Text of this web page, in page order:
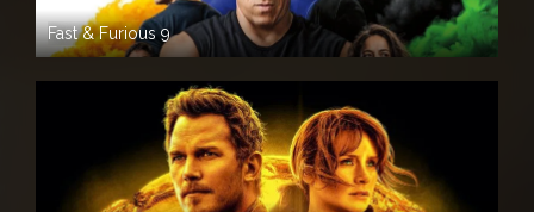
Fast & Furious 9